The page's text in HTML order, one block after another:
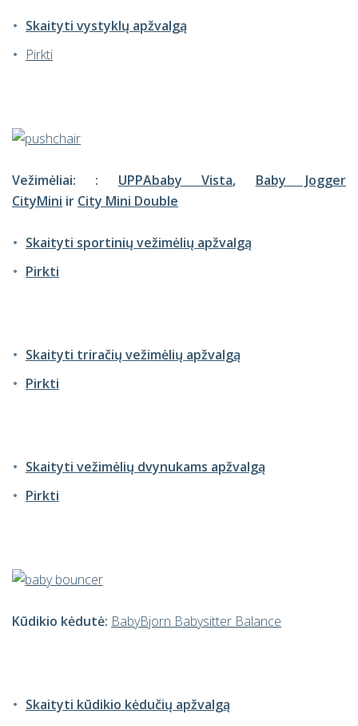
Skaityti vystyklų apžvalgą
Pirkti
Vežimėliai: : UPPAbaby Vista, Baby Jogger
CityMini ir City Mini Double
Skaityti sportinių vežimėlių apžvalgą
Pirkti
Skaityti triračių vežimėlių apžvalgą
Pirkti
Skaityti vežimėlių dvynukams apžvalgą
Pirkti
Kūdikio kėdutė: BabyBjorn Babysitter Balance
Skaityti kūdikio kėdučių apžvalgą